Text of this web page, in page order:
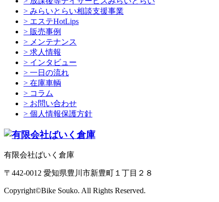
> みらいとらい相談支援事業
> エステHotLips
> 販売事例
> メンテナンス
> 求人情報
> インタビュー
> 一日の流れ
> 在庫車輌
> コラム
> お問い合わせ
> 個人情報保護方針
有限会社ばいく倉庫
〒442-0012 愛知県豊川市新豊町１丁目２８
Copyright©Bike Souko. All Rights Reserved.